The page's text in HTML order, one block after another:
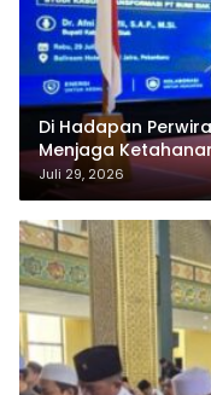
Di Hadapan
Menjaga
Juli 29, 2026